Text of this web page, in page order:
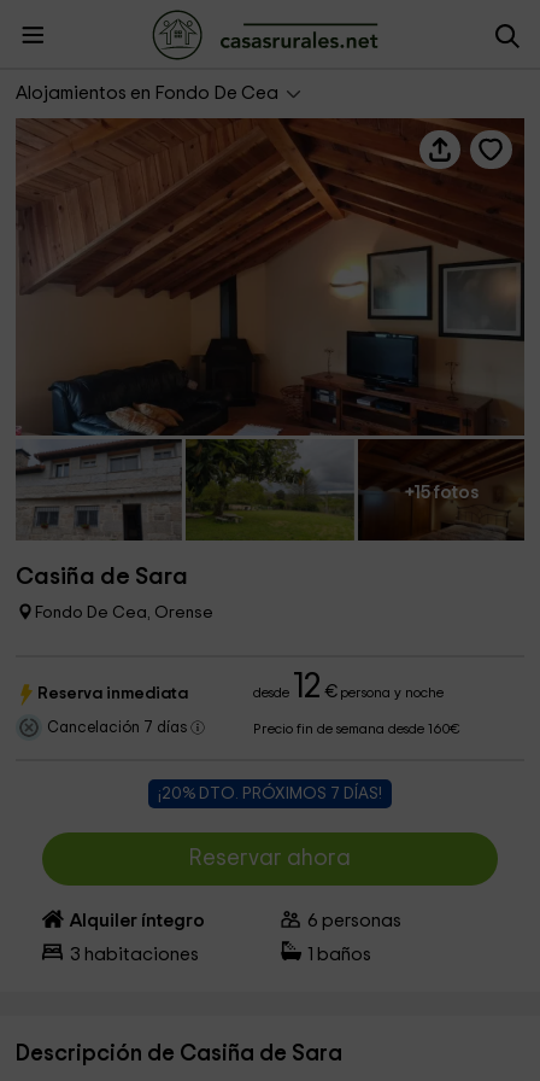
Alojamientos en Fondo De Cea
+15 fotos
Casiña de Sara
Fondo De Cea, Orense
Reserva inmediata desde 12 €persona y noche
Cancelación 7 días Precio fin de semana desde 160€
¡20% DTO. PRÓXIMOS 7 DÍAS!
Reservar ahora
Alquiler íntegro 6 personas
3 habitaciones baños
Descripción de Casiña de Sara